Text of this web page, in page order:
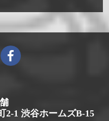
2-1 渋谷ホームズB-15